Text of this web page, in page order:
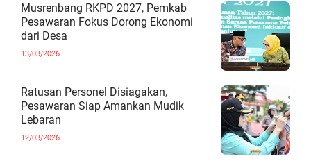
Musrenbang RKPD 2027, Pemkab
Pesawaran Fokus Dorong Ekonomi
dari Desa
13/03/2026
Ratusan Personel Disiagakan,
Pesawaran Siap Amankan Mudik
Lebaran
12/03/2026